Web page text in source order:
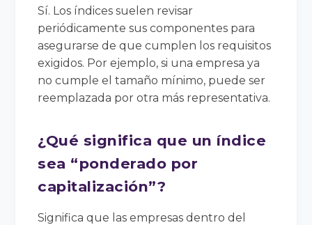
Sí. Los índices suelen revisar
periódicamente sus componentes para
asegurarse de que cumplen los requisitos
exigidos. Por ejemplo, si una empresa ya
no cumple el tamaño mínimo, puede ser
reemplazada por otra más representativa.
¿Qué significa que un índice
sea “ponderado por
capitalización”?
Significa que las empresas dentro del